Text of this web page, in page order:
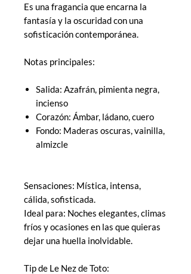
Es una fragancia que encarna la
fantasía y la oscuridad con una
sofisticación contemporánea.
Notas principales:
Salida: Azafrán, pimienta negra,
incienso
Corazón: Ámbar, ládano, cuero
Fondo: Maderas oscuras, vainilla,
almizcle
Sensaciones: Mística, intensa,
cálida, sofisticada.
Ideal para: Noches elegantes, climas
fríos y ocasiones en las que quieras
dejar una huella inolvidable.
Tip de Le Nez de Toto: